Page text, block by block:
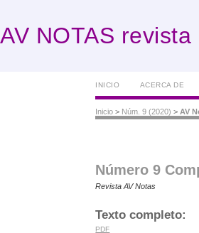
AV NOTAS
INICIO ACERCA DE
Inicio > Núm. 9 (2020) > AV
Número 9
Revista AV Notas
Texto completo:
PDF